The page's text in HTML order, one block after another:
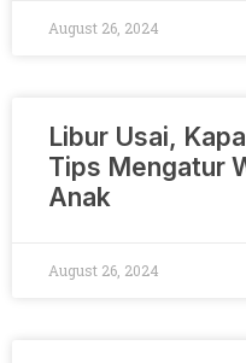
August 26, 2024
Libur Usai,
Tips Mengatur
Anak
August 26, 2024